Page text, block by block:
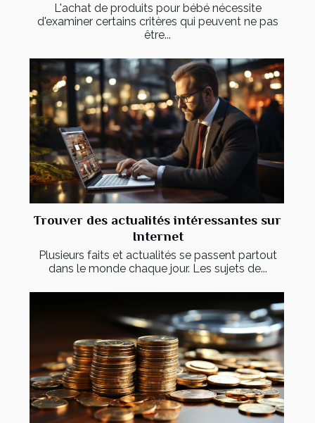
L'achat de produits pour bébé nécessite
d'examiner certains critères qui peuvent ne pas
être...
Trouver des actualités intéressantes sur
Internet
Plusieurs faits et actualités se passent partout
dans le monde chaque jour. Les sujets de...